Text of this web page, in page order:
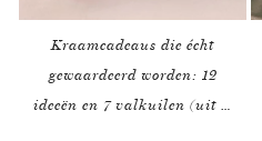
Kraamcadeaus die écht
gewaardeerd worden: 12
ideeën en 7 valkuilen (uit …